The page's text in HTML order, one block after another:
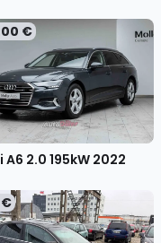
€
A6 2.0 195kW 2022
€